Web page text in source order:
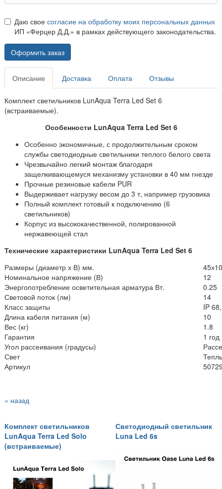
Даю свое согласие на обработку моих персональных данных
ИП «Ферцер Д.Д.» в рамках действующего законодательства.
Оформить заказ
Описание Доставка Оплата Отзывы
Комплект светильников LunAqua Terra Led Set 6
(встраиваемые).
Особенности LunAqua Terra Led Set 6
Особенно экономичные, с продолжительным сроком
службы светодиодные светильники теплого белого света
Чрезвычайно легкий монтаж благодаря
защелкивающемуся механизму установки в 40 мм гнезде
Прочные резиновые кабели PUR
Выдерживает нагрузку весом до 3 т, например грузовика
Полный комплект готовый к подключению (6
светильников)
Корпус из высококачественной, полированной
нержавеющей стал
Технические характеристики LunAqua Terra Led Set 6
Размеры (диаметр х В) мм.
45х10
Номинальное напряжение (В)
12
Энергопотребление осветительная арматура Вт.
0.25
Световой поток (лм)
14
Класс защиты
IP
Длина кабеля питания (м)
10
Вес (кг)
1.8
Гарантия
1 год
Угол рассеивания (градусы)
Свет
Артикул
« назад
Комплект светильников
LunAqua Terra Led Solo
(встраиваемые)
Светодиодный светильник
Luna Led 6s